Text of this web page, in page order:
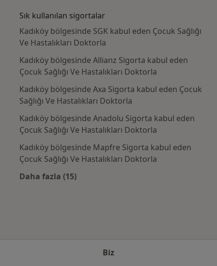
Sık kullanılan sigortalar
Kadıköy bölgesinde SGK kabul eden Çocuk Sağlığı
Ve Hastalıkları Doktorla
Kadıköy bölgesinde Allianz Sigorta kabul eden
Çocuk Sağlığı Ve Hastalıkları Doktorla
Kadıköy bölgesinde Axa Sigorta kabul eden Çocuk
Sağlığı Ve Hastalıkları Doktorla
Kadıköy bölgesinde Anadolu Sigorta kabul eden
Çocuk Sağlığı Ve Hastalıkları Doktorla
Kadıköy bölgesinde Mapfre Sigorta kabul eden
Çocuk Sağlığı Ve Hastalıkları Doktorla
Daha fazla (15)
Biz